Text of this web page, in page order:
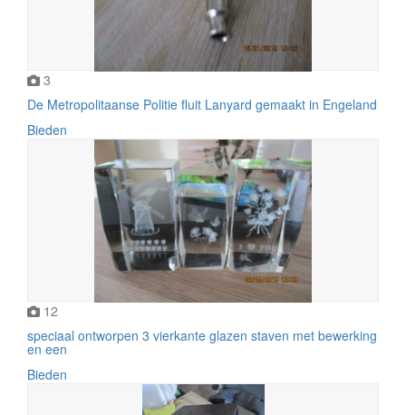
3
De Metropolitaanse Politie fluit Lanyard gemaakt in Engeland
Bieden
12
speciaal ontworpen 3 vierkante glazen staven met bewerking
en een
Bieden